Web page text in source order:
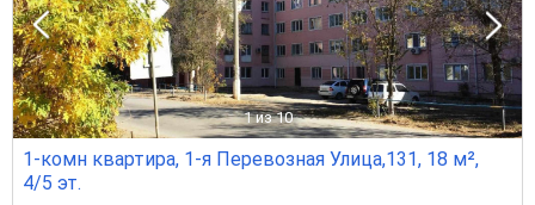
1 из 10
1-комн квартира, 1-я Перевозная Улица,131, 18 м²,
4/5 эт.